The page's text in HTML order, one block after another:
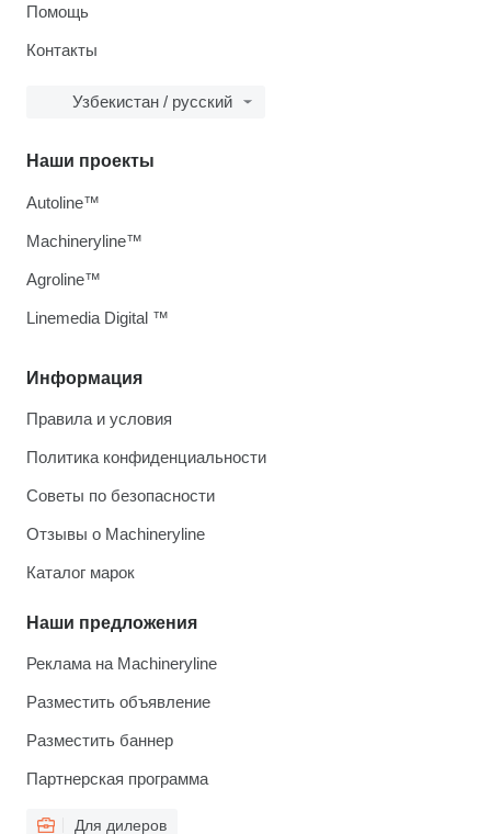
Помощь
Контакты
Узбекистан / русский
Информация
Правила и условия
Политика конфиденциальности
Советы по безопасности
Отзывы о Machineryline
Каталог марок
Наши предложения
Реклама на Machineryline
Разместить объявление
Разместить баннер
Партнерская программа
Для дилеров
Наши проекты
Autoline™
Machineryline™
Agroline™
Linemedia Digital ™